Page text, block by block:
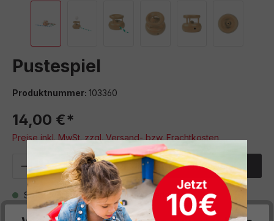
Pustespiel
Produktnummer: 103360
14,00 €*
Preise inkl. MwSt. zzgl. Versand- bzw. Frachtkosten
Produkt Anzahl: Gib denIn den Warenkorb
Sofort verfügbar, Lieferzeit: 5 Werktage